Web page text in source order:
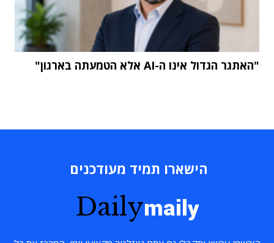
"האתגר הגדול אינו ה-AI אלא הטמעתה בארגון"
הישארו תמיד מעודכנים
Dailymaily